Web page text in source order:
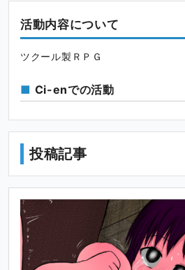
活動内容について
ツクール製ＲＰＧ
Ci-enでの活動
投稿記事